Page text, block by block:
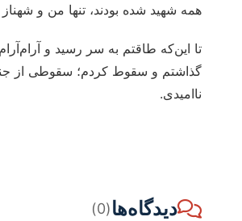
همه شهید شده بودند، تنها من و شهناز
تا این‌که طاقتم به سر رسید و آرام‌آرام
گذاشتم و سقوط کردم؛ سقوطی از
ناامیدی.
دیدگاه‌ها(0)